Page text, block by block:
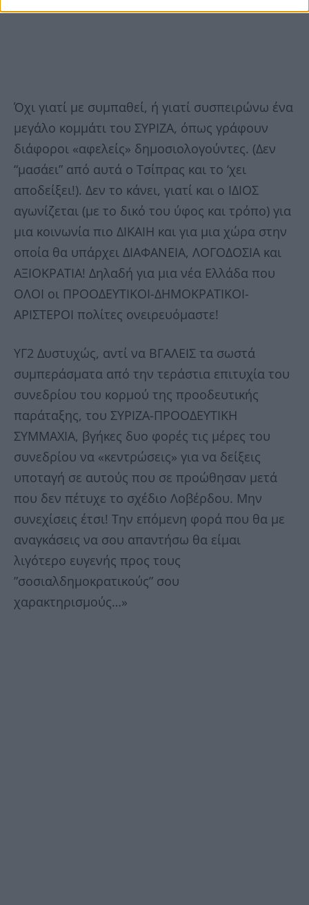
Όχι γιατί με συμπαθεί, ή γιατί συσπειρώνω ένα
μεγάλο κομμάτι του ΣΥΡΙΖΑ, όπως γράφουν
διάφοροι «αφελείς» δημοσιολογούντες. (Δεν
“μασάει” από αυτά ο Τσίπρας και το ‘χει
αποδείξει!). Δεν το κάνει, γιατί και ο ΙΔΙΟΣ
αγωνίζεται (με το δικό του ύφος και τρόπο) για
μια κοινωνία πιο ΔΙΚΑΙΗ και για μια χώρα στην
οποία θα υπάρχει ΔΙΑΦΑΝΕΙΑ, ΛΟΓΟΔΟΣΙΑ και
ΑΞΙΟΚΡΑΤΙΑ! Δηλαδή για μια νέα Ελλάδα που
ΟΛΟΙ οι ΠΡΟΟΔΕΥΤΙΚΟΙ-ΔΗΜΟΚΡΑΤΙΚΟΙ-
ΑΡΙΣΤΕΡΟΙ πολίτες ονειρευόμαστε!
ΥΓ2 Δυστυχώς, αντί να ΒΓΑΛΕΙΣ τα σωστά
συμπεράσματα από την τεράστια επιτυχία του
συνεδρίου του κορμού της προοδευτικής
παράταξης, του ΣΥΡΙΖΑ-ΠΡΟΟΔΕΥΤΙΚΗ
ΣΥΜΜΑΧΙΑ, βγήκες δυο φορές τις μέρες του
συνεδρίου να «κεντρώσεις» για να δείξεις
υποταγή σε αυτούς που σε προώθησαν μετά
που δεν πέτυχε το σχέδιο Λοβέρδου. Μην
συνεχίσεις έτσι! Την επόμενη φορά που θα με
αναγκάσεις να σου απαντήσω θα είμαι
λιγότερο ευγενής προς τους
”σοσιαλδημοκρατικούς” σου
χαρακτηρισμούς…»